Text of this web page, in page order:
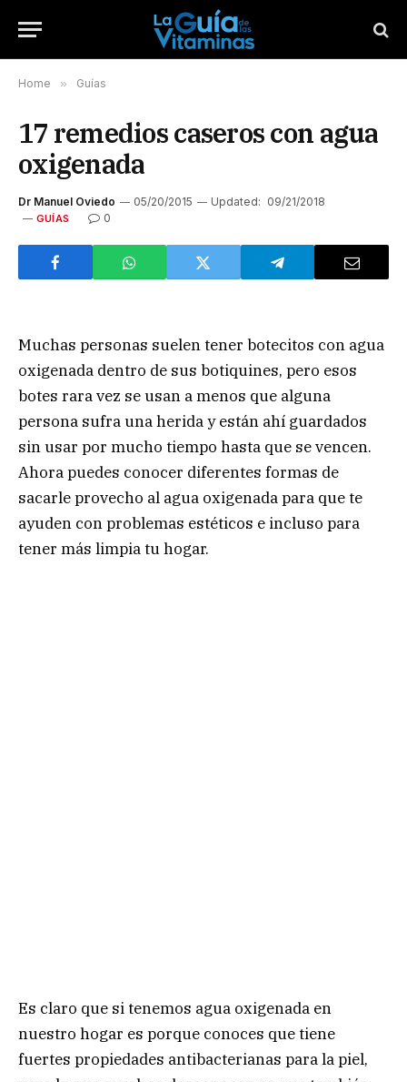
Home » Guías
17 remedios caseros con agua
oxigenada
Dr Manuel Oviedo 05/20/2015 Updated: 09/21/2018
GUÍAS 0
Muchas personas suelen tener botecitos con agua
oxigenada dentro de sus botiquines, pero esos
botes rara vez se usan a menos que alguna
persona sufra una herida y están ahí guardados
sin usar por mucho tiempo hasta que se vencen.
Ahora puedes conocer diferentes formas de
sacarle provecho al agua oxigenada para que te
ayuden con problemas estéticos e incluso para
tener más limpia tu hogar.
Es claro que si tenemos agua oxigenada en
nuestro hogar es porque conoces que tiene
fuertes propiedades antibacterianas para la piel,